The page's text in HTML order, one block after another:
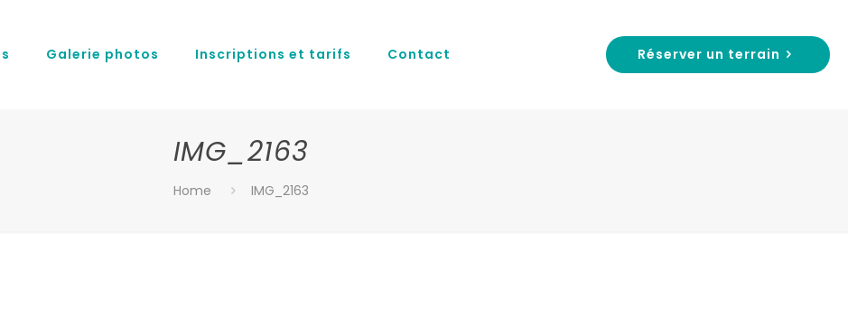
Galerie photos Inscriptions et tarifs Contact Réserver un terrain
IMG_2163
Home IMG_2163